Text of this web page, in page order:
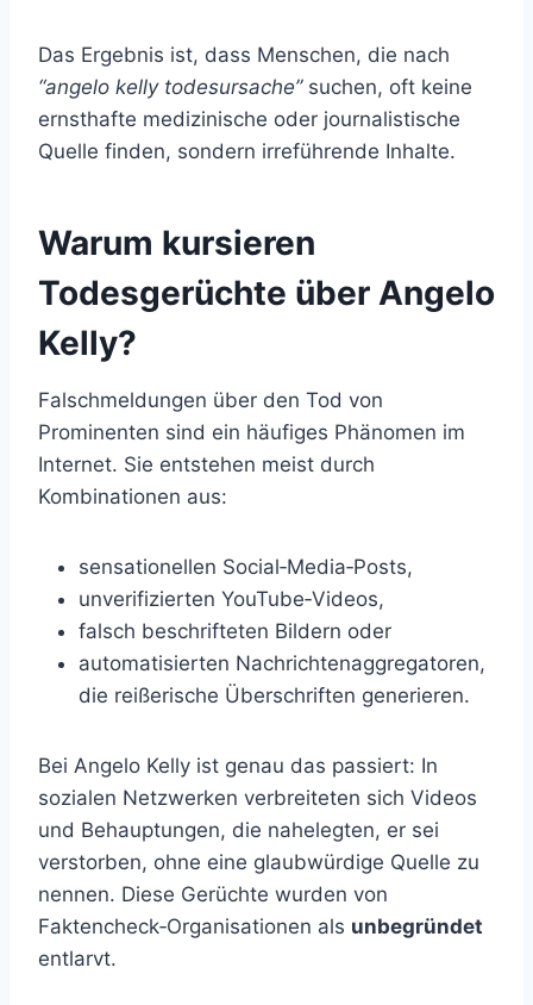
Das Ergebnis ist, dass Menschen, die nach
“angelo kelly todesursache”suchen, oft keine
ernsthafte medizinische oder journalistische
Quelle finden, sondern irreführende Inhalte.
Warum kursieren
Todesgerüchte über Angelo
Kelly?
Falschmeldungen über den Tod von
Prominenten sind ein häufiges Phänomen im
Internet. Sie entstehen meist durch
Kombinationen aus:
sensa­tio­nellen Social‑Media‑Posts,
unverifizierten YouTube‑Videos,
falsch beschrifteten Bildern oder
automatisierten Nachrichtenaggregatoren,
die reißerische Überschriften generieren.
Bei Angelo Kelly ist genau das passiert: In
sozialen Netzwerken verbreiteten sich Videos
und Behauptungen, die nahelegten, er sei
verstorben, ohne eine glaubwürdige Quelle zu
nennen. Diese Gerüchte wurden von
Faktencheck‑Organisationen als unbegründet
entlarvt.